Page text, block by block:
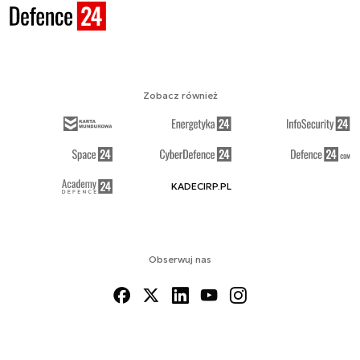
Obserwuj nas
Zobacz również
KADECIRP.PL